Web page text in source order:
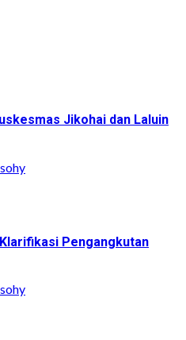
Jikohai dan Laluin
Pengangkutan